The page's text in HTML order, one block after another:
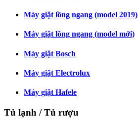
Máy giặt lồng ngang (model 2019)
Máy giặt lồng ngang (model mới)
Máy giặt Bosch
Máy giặt Electrolux
Máy giặt Hafele
Tủ lạnh / Tủ rượu